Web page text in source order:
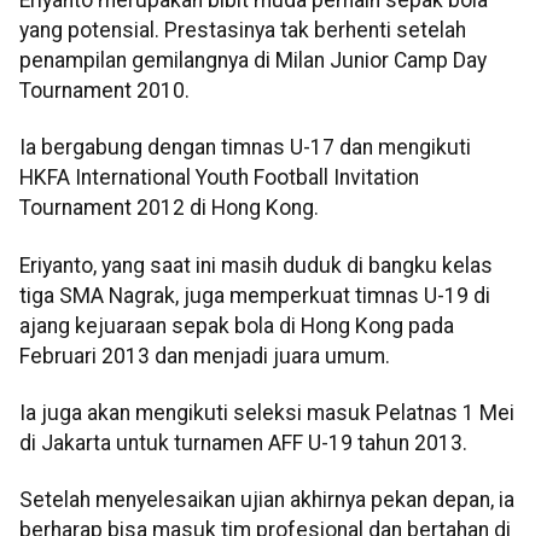
yang potensial. Prestasinya tak berhenti setelah
penampilan gemilangnya di Milan Junior Camp Day
Tournament 2010.
Ia bergabung dengan timnas U-17 dan mengikuti
HKFA International Youth Football Invitation
Tournament 2012 di Hong Kong.
Eriyanto, yang saat ini masih duduk di bangku kelas
tiga SMA Nagrak, juga memperkuat timnas U-19 di
ajang kejuaraan sepak bola di Hong Kong pada
Februari 2013 dan menjadi juara umum.
Ia juga akan mengikuti seleksi masuk Pelatnas 1 Mei
di Jakarta untuk turnamen AFF U-19 tahun 2013.
Setelah menyelesaikan ujian akhirnya pekan depan, ia
berharap bisa masuk tim profesional dan bertahan di